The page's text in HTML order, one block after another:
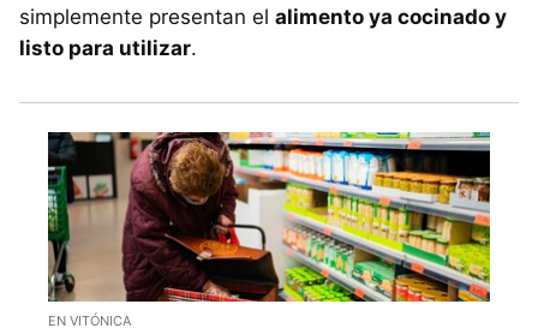
simplemente presentan el alimento ya cocinado y
listo para utilizar.
EN VITÓNICA